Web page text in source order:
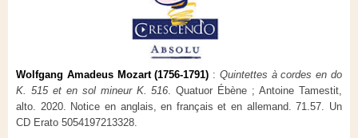
Wolfgang Amadeus Mozart (1756-1791) : Quintettes à cordes en do
K. 515 et en sol mineur K. 516 . Quatuor Ébène ; Antoine Tamestit,
alto. 2020. Notice en anglais, en français et en allemand. 71.57. Un
CD Erato 5054197213328.